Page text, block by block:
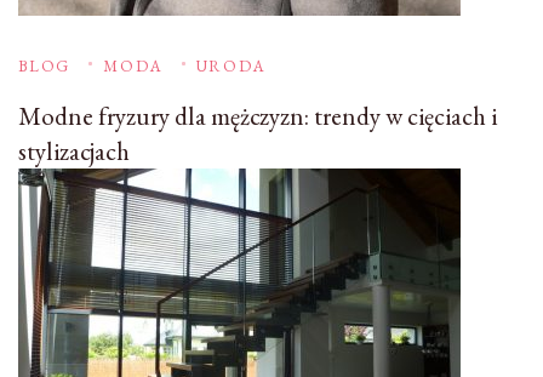
BLOG MODA URODA
Modne fryzury dla mężczyzn: trendy w cięciach i
stylizacjach